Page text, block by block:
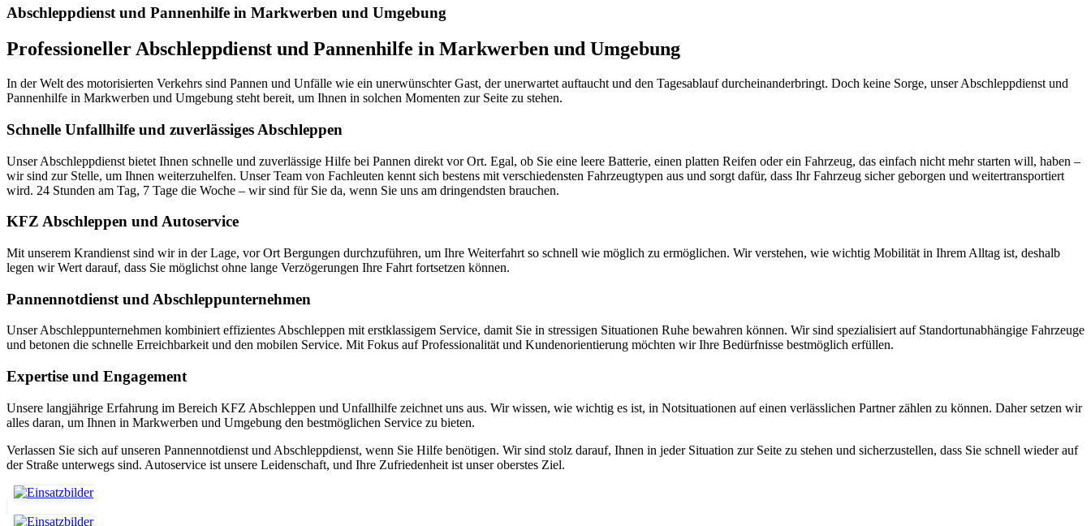
Abschleppdienst und Pannenhilfe in Markwerben und Umgebung
Professioneller Abschleppdienst und Pannenhilfe in Markwerben und Umgebung
In der Welt des motorisierten Verkehrs sind Pannen und Unfälle wie ein unerwünschter Gast, der unerwartet auftaucht und den Tagesablauf durcheinanderbringt. Doch keine Sorge, unser Abschleppdienst und
Pannenhilfe in Markwerben und Umgebung steht bereit, um Ihnen in solchen Momenten zur Seite zu stehen.
Schnelle Unfallhilfe und zuverlässiges Abschleppen
Unser Abschleppdienst bietet Ihnen schnelle und zuverlässige Hilfe bei Pannen direkt vor Ort. Egal, ob Sie eine leere Batterie, einen platten Reifen oder ein Fahrzeug, das einfach nicht mehr starten will, haben –
wir sind zur Stelle, um Ihnen weiterzuhelfen. Unser Team von Fachleuten kennt sich bestens mit verschiedensten Fahrzeugtypen aus und sorgt dafür, dass Ihr Fahrzeug sicher geborgen und weitertransportiert
wird. 24 Stunden am Tag, 7 Tage die Woche – wir sind für Sie da, wenn Sie uns am dringendsten brauchen.
KFZ Abschleppen und Autoservice
Mit unserem Krandienst sind wir in der Lage, vor Ort Bergungen durchzuführen, um Ihre Weiterfahrt so schnell wie möglich zu ermöglichen. Wir verstehen, wie wichtig Mobilität in Ihrem Alltag ist, deshalb
legen wir Wert darauf, dass Sie möglichst ohne lange Verzögerungen Ihre Fahrt fortsetzen können.
Pannennotdienst und Abschleppunternehmen
Unser Abschleppunternehmen kombiniert effizientes Abschleppen mit erstklassigem Service, damit Sie in stressigen Situationen Ruhe bewahren können. Wir sind spezialisiert auf Standortunabhängige Fahrzeuge
und betonen die schnelle Erreichbarkeit und den mobilen Service. Mit Fokus auf Professionalität und Kundenorientierung möchten wir Ihre Bedürfnisse bestmöglich erfüllen.
Expertise und Engagement
Unsere langjährige Erfahrung im Bereich KFZ Abschleppen und Unfallhilfe zeichnet uns aus. Wir wissen, wie wichtig es ist, in Notsituationen auf einen verlässlichen Partner zählen zu können. Daher setzen wir
alles daran, um Ihnen in Markwerben und Umgebung den bestmöglichen Service zu bieten.
Verlassen Sie sich auf unseren Pannennotdienst und Abschleppdienst, wenn Sie Hilfe benötigen. Wir sind stolz darauf, Ihnen in jeder Situation zur Seite zu stehen und sicherzustellen, dass Sie schnell wieder auf
der Straße unterwegs sind. Autoservice ist unsere Leidenschaft, und Ihre Zufriedenheit ist unser oberstes Ziel.